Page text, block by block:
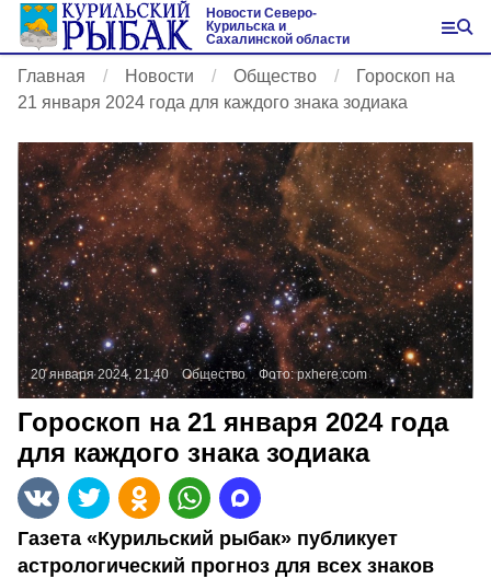
Новости Северо-
Курильска и
Сахалинской области
Главная Новости Общество
Гороскоп на
21 января 2024 года для каждого знака зодиака
20 января 2024, 21:40 Общество Фото:pxhere.com
Гороскоп на 21 января 2024 года
для каждого знака зодиака
Газета «Курильский рыбак» публикует
астрологический прогноз для всех знаков